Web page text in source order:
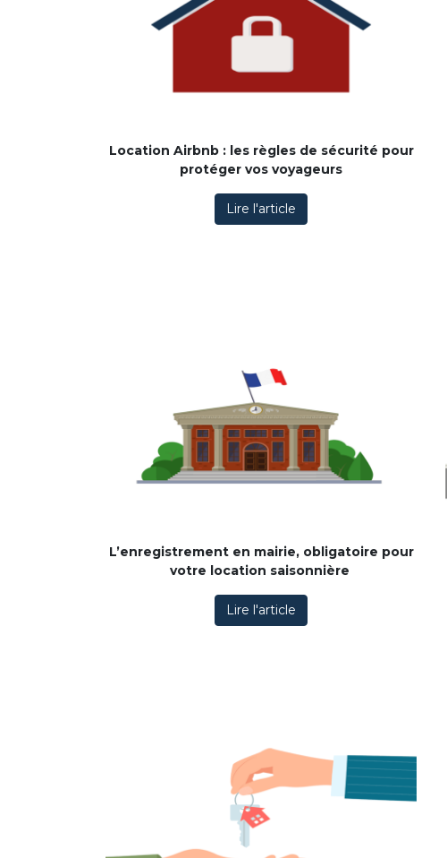
Location Airbnb : les règles de sécurité pour
protéger vos voyageurs
Lire l'article
L’enregistrement en mairie, obligatoire pour
votre location saisonnière
Lire l'article